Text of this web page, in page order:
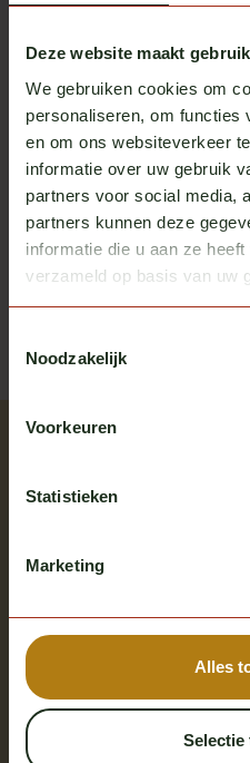
Deze website maakt
We gebruiken cookies om
personaliseren, om functies
en om ons websiteverkeer
informatie over uw gebruik
partners voor social media,
partners kunnen deze
informatie die u aan ze
verzameld op basis van uw
Noodzakelijk
Voorkeuren
Statistieken
Marketing
Alles
Selectie
Op voorraad
Omnius slim
Op voorraad
Heb je vragen
Of heb je hulp nodig bij het
graag!
Strands